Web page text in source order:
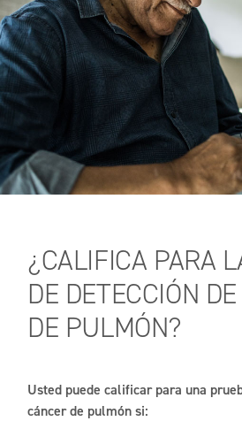
¿CALIFICA PARA
DE DETECCIÓN
DE PULMÓN?
Usted puede calificar para una
cáncer de pulmón si: